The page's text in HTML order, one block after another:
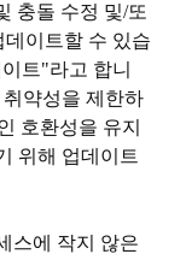
충돌 수정 및/또
이트할 수 있습
트"라고 합니
약성을 제한하
호환성을 유지
위해 업데이트
스에 작지 않은